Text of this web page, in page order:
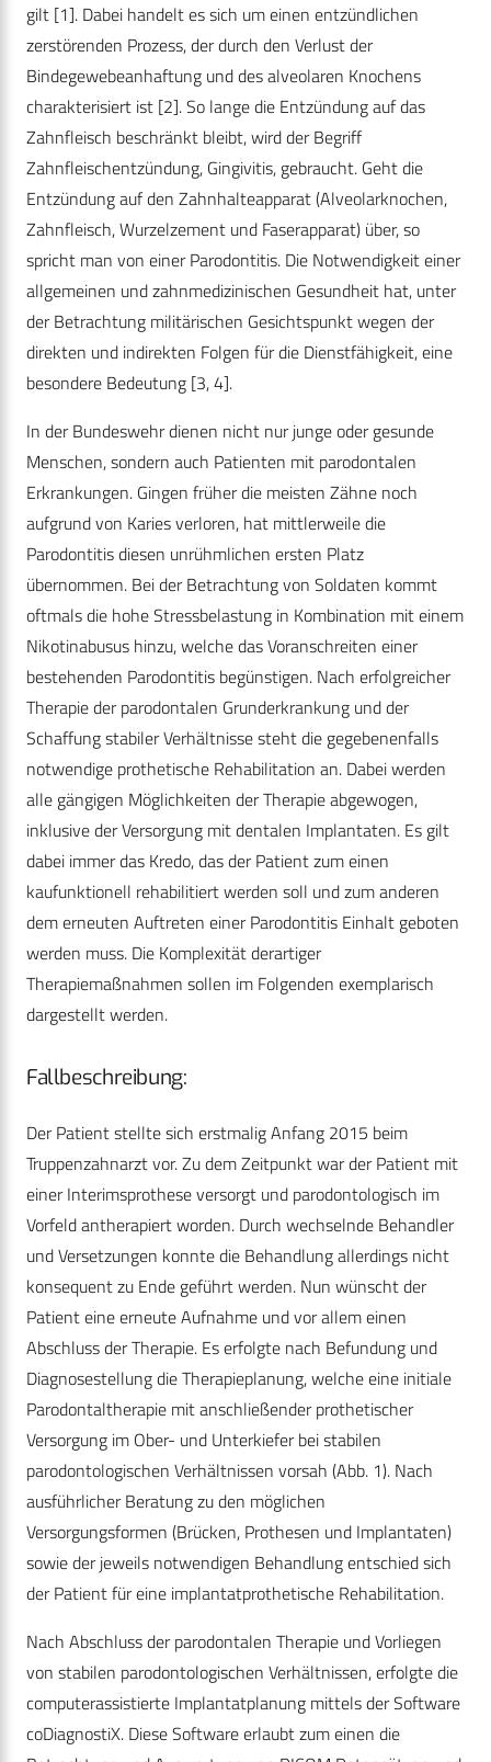
gilt [1]. Dabei handelt es sich um einen entzündlichen
zerstörenden Prozess, der durch den Verlust der
Bindegewebeanhaftung und des alveolaren Knochens
charakterisiert ist [2]. So lange die Entzündung auf das
Zahnfleisch beschränkt bleibt, wird der Begriff
Zahnfleischentzündung, Gingivitis, gebraucht. Geht die
Entzündung auf den Zahnhalteapparat (Alveolarknochen,
Zahnfleisch, Wurzelzement und Faserapparat) über, so
spricht man von einer Parodontitis. Die Notwendigkeit einer
allgemeinen und zahnmedizinischen Gesundheit hat, unter
der Betrachtung militärischen Gesichtspunkt wegen der
direkten und indirekten Folgen für die Dienstfähigkeit, eine
besondere Bedeutung [3, 4].
In der Bundeswehr dienen nicht nur junge oder gesunde
Menschen, sondern auch Patienten mit parodontalen
Erkrankungen. Gingen früher die meisten Zähne noch
aufgrund von Karies verloren, hat mittlerweile die
Parodontitis diesen unrühmlichen ersten Platz
übernommen. Bei der Betrachtung von Soldaten kommt
oftmals die hohe Stressbelastung in Kombination mit einem
Nikotinabusus hinzu, welche das Voranschreiten einer
bestehenden Parodontitis begünstigen. Nach erfolgreicher
Therapie der parodontalen Grunderkrankung und der
Schaffung stabiler Verhältnisse steht die gegebenenfalls
notwendige prothetische Rehabilitation an. Dabei werden
alle gängigen Möglichkeiten der Therapie abgewogen,
inklusive der Versorgung mit dentalen Implantaten. Es gilt
dabei immer das Kredo, das der Patient zum einen
kaufunktionell rehabilitiert werden soll und zum anderen
dem erneuten Auftreten einer Parodontitis Einhalt geboten
werden muss. Die Komplexität derartiger
Therapiemaßnahmen sollen im Folgenden exemplarisch
dargestellt werden.
Fallbeschreibung:
Der Patient stellte sich erstmalig Anfang 2015 beim
Truppenzahnarzt vor. Zu dem Zeitpunkt war der Patient mit
einer Interimsprothese versorgt und parodontologisch im
Vorfeld antherapiert worden. Durch wechselnde Behandler
und Versetzungen konnte die Behandlung allerdings nicht
konsequent zu Ende geführt werden. Nun wünscht der
Patient eine erneute Aufnahme und vor allem einen
Abschluss der Therapie. Es erfolgte nach Befundung und
Diagnosestellung die Therapieplanung, welche eine initiale
Parodontaltherapie mit anschließender prothetischer
Versorgung im Ober- und Unterkiefer bei stabilen
parodontologischen Verhältnissen vorsah (Abb. 1). Nach
ausführlicher Beratung zu den möglichen
Versorgungsformen (Brücken, Prothesen und Implantaten)
sowie der jeweils notwendigen Behandlung entschied sich
der Patient für eine implantatprothetische Rehabilitation.
Nach Abschluss der parodontalen Therapie und Vorliegen
von stabilen parodontologischen Verhältnissen, erfolgte die
computerassistierte Implantatplanung mittels der Software
coDiagnostiX. Diese Software erlaubt zum einen die